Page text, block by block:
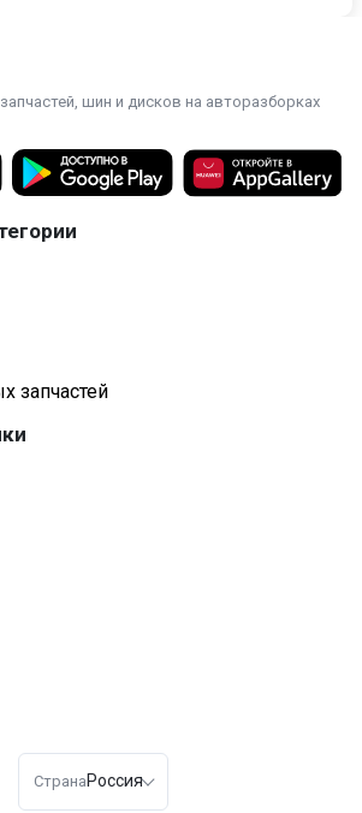
шин и дисков на авторазборках
запчастей
Страна Россия